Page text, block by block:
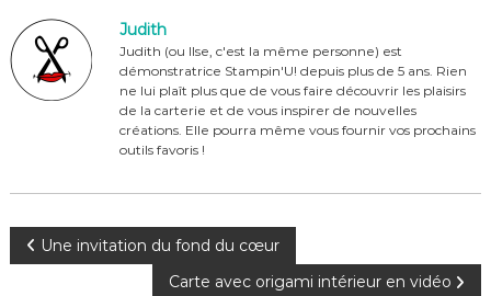
b
o
o
st r
Judith
Judith (ou Ilse, c'est la même personne) est
démonstratrice Stampin'U! depuis plus de 5 ans. Rien
ne lui plaît plus que de vous faire découvrir les plaisirs
de la carterie et de vous inspirer de nouvelles
créations. Elle pourra même vous fournir vos prochains
outils favoris !
N Une invitation du fond du cœur
Carte avec origami intérieur en vidéo